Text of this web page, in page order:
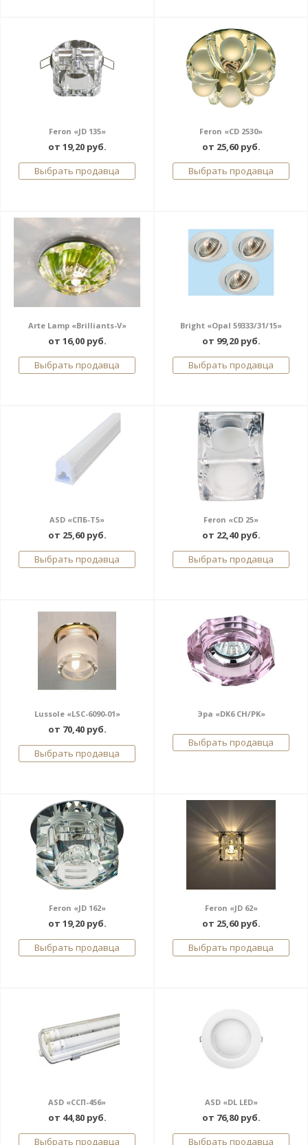
Feron «JD 135»
от 19,20 руб.
Выбрать продавца
Feron «CD 2530»
от 25,60 руб.
Выбрать продавца
Arte Lamp «Brilliants-V»
от 16,00 руб.
Выбрать продавца
Bright «Opal 59333/31/15»
от 99,20 руб.
Выбрать продавца
ASD «СПБ-Т5»
от 25,60 руб.
Выбрать продавца
Feron «CD 25»
от 22,40 руб.
Выбрать продавца
Lussole «LSC-6090-01»
от 70,40 руб.
Выбрать продавца
Эра «DK6 CH/PK»
Выбрать продавца
Feron «JD 162»
от 19,20 руб.
Выбрать продавца
Feron «JD 62»
от 25,60 руб.
Выбрать продавца
ASD «ССП-456»
от 44,80 руб.
Выбрать продавца
ASD «DL LED»
от 76,80 руб.
Выбрать продавца